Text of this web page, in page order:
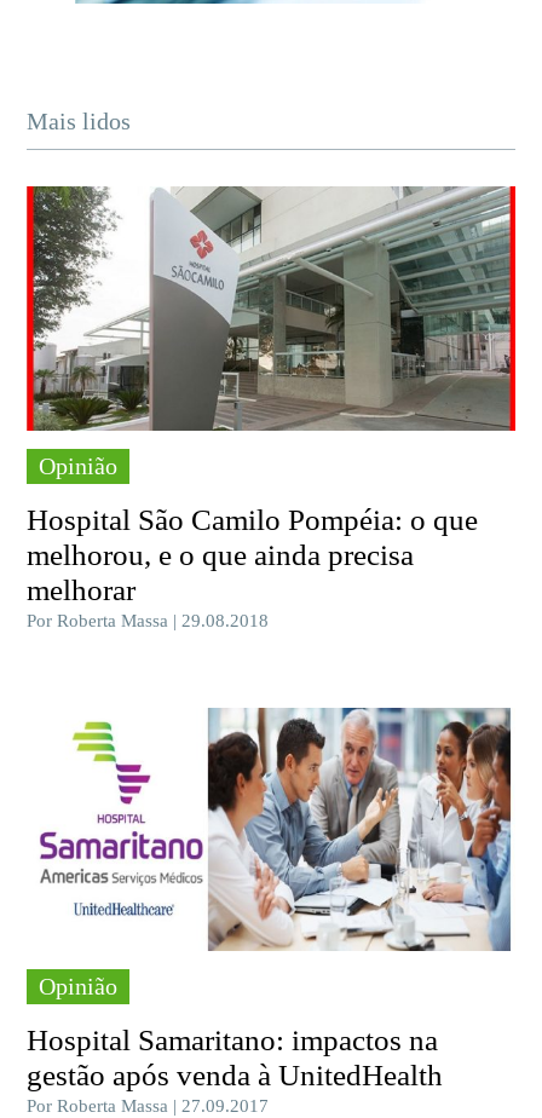
Mais lidos
Opinião
Hospital São Camilo Pompéia: o que
melhorou, e o que ainda precisa
melhorar
Por Roberta Massa | 29.08.2018
Opinião
Hospital Samaritano: impactos na
gestão após venda à UnitedHealth
Por Roberta Massa | 27.09.2017